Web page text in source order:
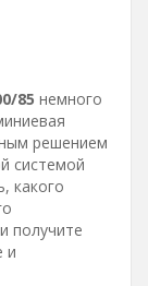
85 немного
решением
системой
какого
получите
и